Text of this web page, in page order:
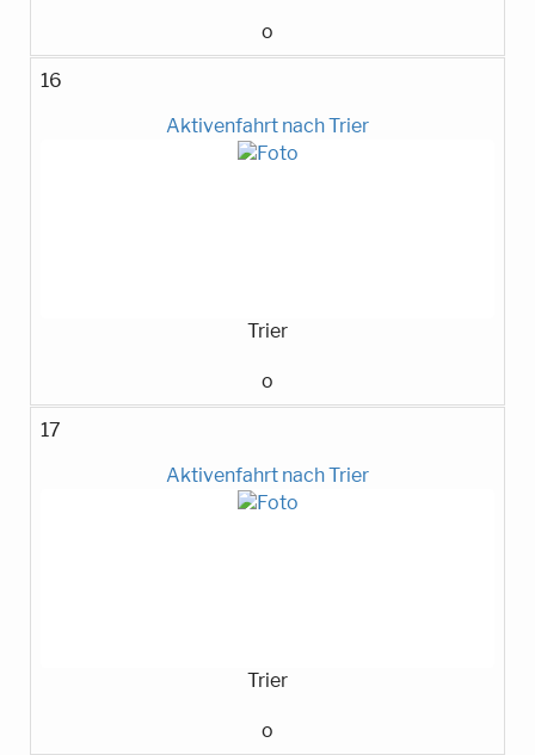
o
16
Aktivenfahrt nach Trier
Trier
o
17
Aktivenfahrt nach Trier
Trier
o